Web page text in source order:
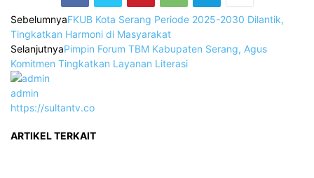
SebelumnyaFKUB Kota Serang Periode 2025-2030 Dilantik,
Tingkatkan Harmoni di Masyarakat
SelanjutnyaPimpin Forum TBM Kabupaten Serang, Agus
Komitmen Tingkatkan Layanan Literasi
admin
https://sultantv.co
ARTIKEL TERKAIT